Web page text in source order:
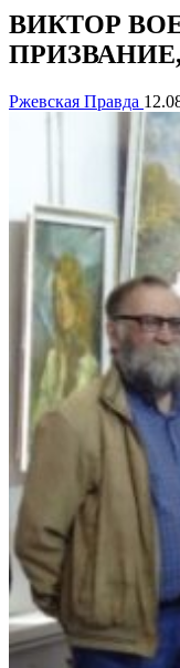
ВИКТОР
Ржевская Правда